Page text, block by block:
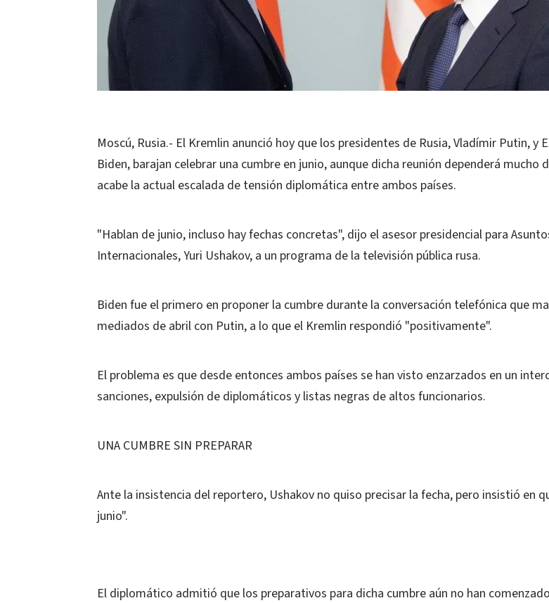
Moscú, Rusia.- El Kremlin anunció hoy que los presidentes de Rusia, Vladímir Putin, y
Biden, barajan celebrar una cumbre en junio, aunque dicha reunión dependerá mucho
acabe la actual escalada de tensión diplomática entre ambos países.
"Hablan de junio, incluso hay fechas concretas", dijo el asesor presidencial para
Internacionales, Yuri Ushakov, a un programa de la televisión pública rusa.
Biden fue el primero en proponer la cumbre durante la conversación telefónica que
mediados de abril con Putin, a lo que el Kremlin respondió "positivamente".
El problema es que desde entonces ambos países se han visto enzarzados en un
sanciones, expulsión de diplomáticos y listas negras de altos funcionarios.
UNA CUMBRE SIN PREPARAR
Ante la insistencia del reportero, Ushakov no quiso precisar la fecha, pero insistió en
junio".
El diplomático admitió que los preparativos para dicha cumbre aún no han